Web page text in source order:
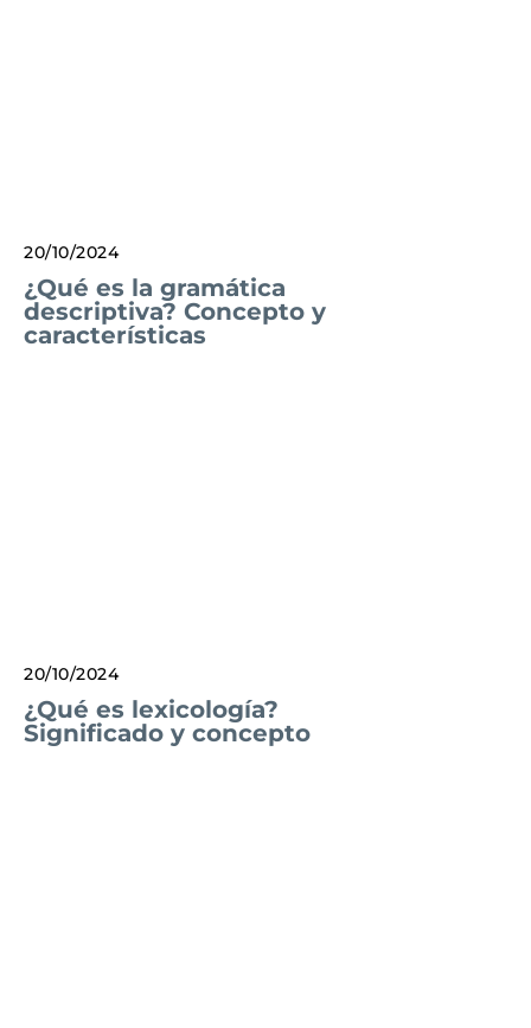
20/10/2024
¿Qué es la gramática
descriptiva? Concepto y
características
20/10/2024
¿Qué es lexicología?
Significado y concepto